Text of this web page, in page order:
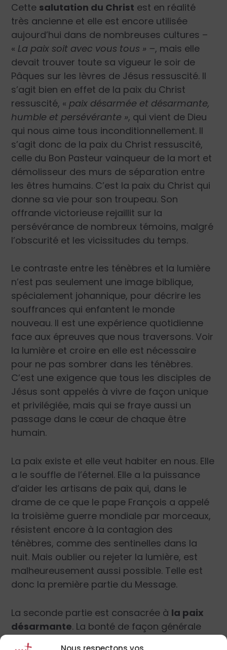
Cette salutation du Christ est en réalité
très ancienne et elle est encore utilisée
aujourd’hui dans de nombreuses cultures –
« La paix soit avec vous tous » –, mais elle
devait trouver toute sa vigueur le soir de
Pâques sur les lèvres de Jésus ressuscité. Il
s’agit bien en effet de la paix du Christ
ressuscité, « paix désarmée et désarmante,
humble et persévérante », qui vient de Dieu
qui nous aime tous inconditionnellement. Il
s’agit donc de la paix du Christ ressuscité,
celle du Bon Pasteur vainqueur de la mort et
démolisseur des murs de séparation entre
les êtres humains. C’est la paix du Christ qui
donne sa vie pour son troupeau. Son
offrande victorieuse rejaillit sur la
persévérance de nombreux témoins, malgré
l’obscurité et les vicissitudes du temps.
Le contraste entre les ténèbres et la lumière
n’est pas seulement une image biblique,
spécialement johannique, pour décrire les
souffrances qui enfantent le monde
nouveau. Il est une expérience quotidienne
face aux épreuves que nous traversons. Voir
la lumière et croire en elle est nécessaire
pour ne pas sombrer dans les ténèbres.
C’est une exigence que tous les disciples de
Jésus sont appelés à vivre de façon unique
et privilégiée, mais qui se fraye aussi un
passage dans le cœur de chaque être
humain.
La paix existe et elle veut habiter en nous. Elle
a le souffle de l’éternel. Elle a la puissance
d’aider les artisans de paix qui, dans le
drame de ce que le pape François a appelé
la troisième guerre mondiale par morceaux,
résistent encore à la contagion des
ténèbres, comme des sentinelles dans la
nuit. Mais oublier ou rejeter la lumière, est
malheureusement aussi possible. Telle est
donc la première partie du Message.
La seconde partie est consacrée à la paix
désarmante. La bonté de façon générale
est toujours désarmante ; mais cela est